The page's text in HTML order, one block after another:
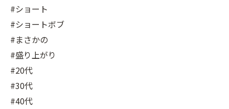
#ショート
#ショートボブ
#まさかの
#盛り上がり
#20代
#30代
#40代